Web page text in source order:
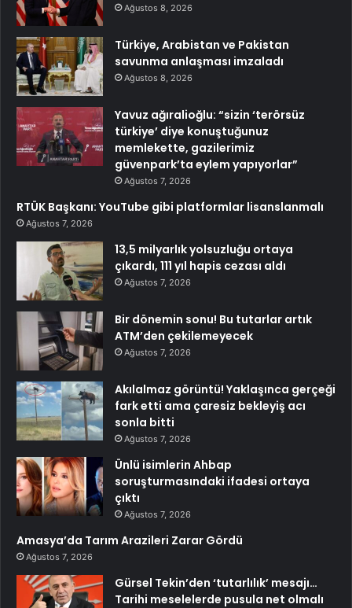
Ağustos 8, 2026
Türkiye, Arabistan ve Pakistan
savunma anlaşması imzaladı
Ağustos 8, 2026
Yavuz ağıralioğlu: “sizin ‘terörsüz
türkiye’ diye konuştuğunuz
memlekette, gazilerimiz
güvenpark’ta eylem yapıyorlar”
Ağustos 7, 2026
RTÜK Başkanı: YouTube gibi platformlar lisanslanmalı
Ağustos 7, 2026
13,5 milyarlık yolsuzluğu ortaya
çıkardı, 111 yıl hapis cezası aldı
Ağustos 7, 2026
Bir dönemin sonu! Bu tutarlar artık
ATM’den çekilemeyecek
Ağustos 7, 2026
Akılalmaz görüntü! Yaklaşınca gerçeği
fark etti ama çaresiz bekleyiş acı
sonla bitti
Ağustos 7, 2026
Ünlü isimlerin Ahbap
soruşturmasındaki ifadesi ortaya
çıktı
Ağustos 7, 2026
Amasya’da Tarım Arazileri Zarar Gördü
Ağustos 7, 2026
Gürsel Tekin’den ‘tutarlılık’ mesajı…
Tarihi meselelerde pusula net olmalı